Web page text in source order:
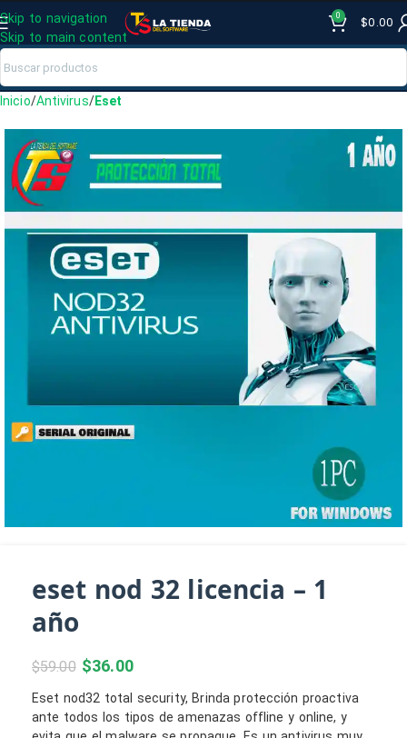
Skip to navigation
Skip to main content
0 $0.00
Inicio Antivirus Eset
eset nod 32 licencia – 1
año
$59.00 $36.00
Eset nod32 total security, Brinda protección proactiva
ante todos los tipos de amenazas offline y online, y